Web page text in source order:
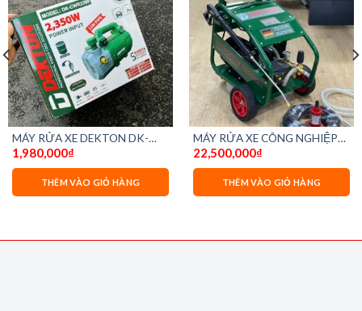
MÁY RỬA XE DEKTON DK-
CWR2350 – chống giật
1,980,000₫
THÊM VÀO GIỎ HÀNG
MÁY RỬA XE CÔNG NGHIỆP
DEKTON HPW7500 -7500W
22,500,000₫
THÊM VÀO GIỎ HÀNG